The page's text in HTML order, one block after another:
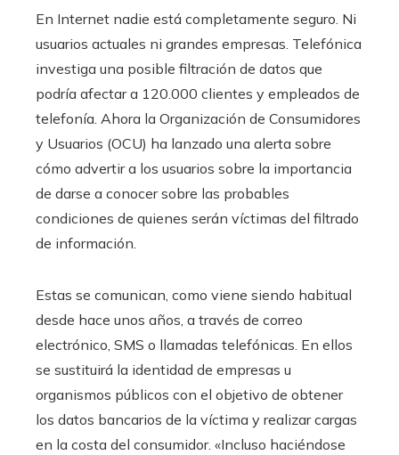
En Internet nadie está completamente seguro. Ni
usuarios actuales ni grandes empresas. Telefónica
investiga una posible filtración de datos que
podría afectar a 120.000 clientes y empleados de
telefonía. Ahora la Organización de Consumidores
y Usuarios (OCU) ha lanzado una alerta sobre
cómo advertir a los usuarios sobre la importancia
de darse a conocer sobre las probables
condiciones de quienes serán víctimas del filtrado
de información.
Estas se comunican, como viene siendo habitual
desde hace unos años, a través de correo
electrónico, SMS o llamadas telefónicas. En ellos
se sustituirá la identidad de empresas u
organismos públicos con el objetivo de obtener
los datos bancarios de la víctima y realizar cargas
en la costa del consumidor. «Incluso haciéndose